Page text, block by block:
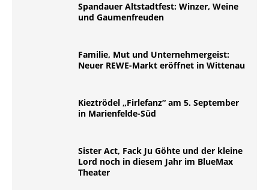
Spandauer Altstadtfest: Winzer, Weine
und Gaumenfreuden
Familie, Mut und Unternehmergeist:
Neuer REWE-Markt eröffnet in Wittenau
Kieztrödel „Firlefanz“ am 5. September
in Marienfelde-Süd
Sister Act, Fack Ju Göhte und der kleine
Lord noch in diesem Jahr im BlueMax
Theater